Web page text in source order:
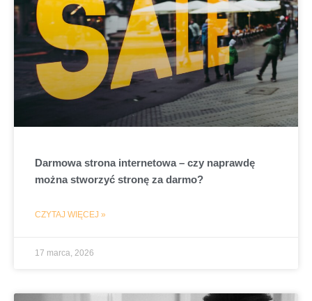
Darmowa strona internetowa – czy naprawdę
można stworzyć stronę za darmo?
CZYTAJ WIĘCEJ »
17 marca, 2026